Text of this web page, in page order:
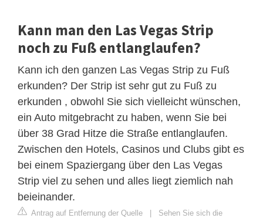
Kann man den Las Vegas Strip
noch zu Fuß entlanglaufen?
Kann ich den ganzen Las Vegas Strip zu Fuß
erkunden? Der Strip ist sehr gut zu Fuß zu
erkunden , obwohl Sie sich vielleicht wünschen,
ein Auto mitgebracht zu haben, wenn Sie bei
über 38 Grad Hitze die Straße entlanglaufen.
Zwischen den Hotels, Casinos und Clubs gibt es
bei einem Spaziergang über den Las Vegas
Strip viel zu sehen und alles liegt ziemlich nah
beieinander.
Antrag auf Entfernung der Quelle | Sehen Sie sich die